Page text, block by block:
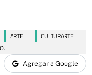
ARTE
CULTURARTE
Agregar a Google